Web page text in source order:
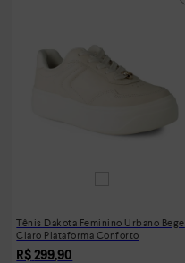
Tênis Dakota Feminino Urbano Bege
Claro Plataforma Conforto
R$ 299,90